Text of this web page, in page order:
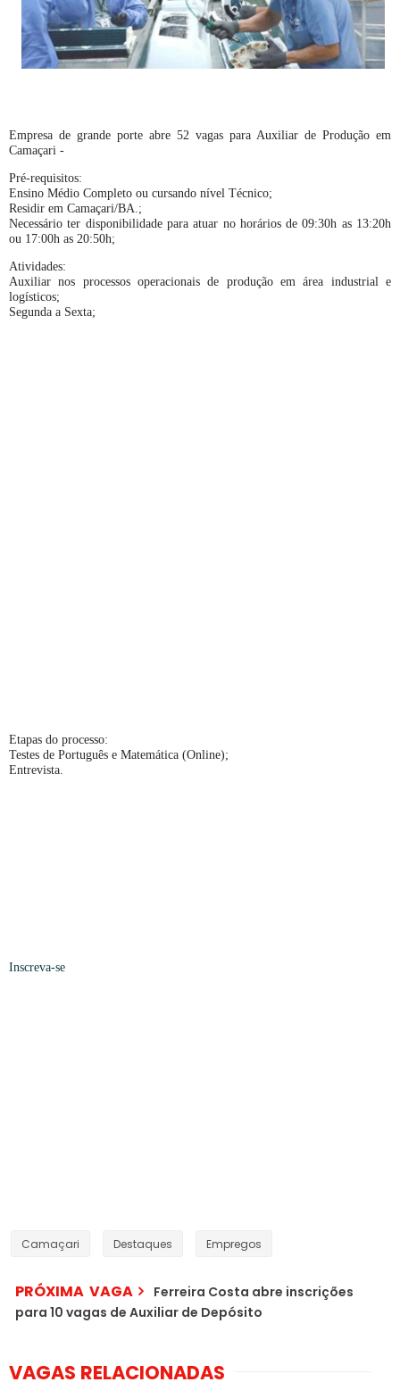
Empresa de grande porte abre 52 vagas para Auxiliar de Produção em
Camaçari -
Pré-requisitos:
Ensino Médio Completo ou cursando nível Técnico;
Residir em Camaçari/BA.;
Necessário ter disponibilidade para atuar no horários de 09:30h as 13:20h
ou 17:00h as 20:50h;
Atividades:
Auxiliar nos processos operacionais de produção em área industrial e
logísticos;
Segunda a Sexta;
Etapas do processo:
Testes de Português e Matemática (Online);
Entrevista.
Inscreva-se
Camaçari Destaques Empregos
PRÓXIMA VAGA
Ferreira Costa abre inscrições
para 10 vagas de Auxiliar de Depósito
VAGAS RELACIONADAS